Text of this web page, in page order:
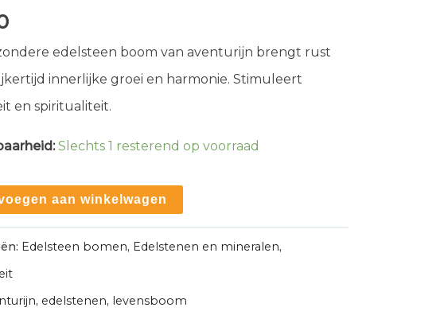
edelsteen boom van aventurijn brengt rust
innerlijke groei en harmonie. Stimuleert
en spiritualiteit.
Slechts 1 resterend op voorraad
aan winkelwagen
Edelsteen bomen, Edelstenen en mineralen,
, edelstenen, levensboom